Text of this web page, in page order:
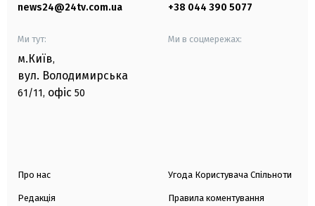
news24@24tv.com.ua +38 044 390 5077
Ми тут:
м.Київ,
вул. Володимирська
61/11, офіс 50
Ми в соцмережах:
Про нас
Редакція
Угода Користувача Спільноти
Правила коментування